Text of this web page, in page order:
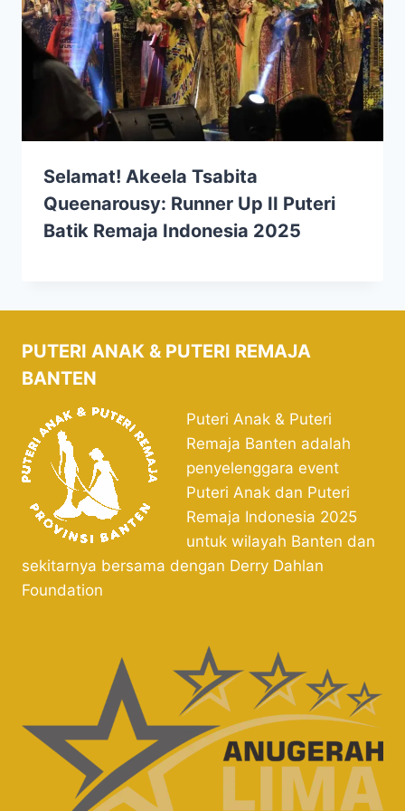
Selamat! Akeela Tsabita
Queenarousy: Runner Up II Puteri
Batik Remaja Indonesia 2025
PUTERI ANAK & PUTERI REMAJA
BANTEN
Puteri Anak & Puteri
Remaja Banten adalah
penyelenggara event
Puteri Anak dan Puteri
Remaja Indonesia 2025
untuk wilayah Banten dan
sekitarnya bersama dengan Derry Dahlan
Foundation